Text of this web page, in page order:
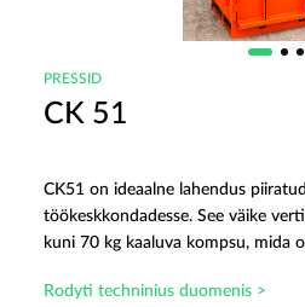
PRESSID
CK 51
CK51 on ideaalne lahendus
töökeskkondadesse. See väike
kuni 70 kg kaaluva kompsu, mida
Rodyti techninius duomenis >